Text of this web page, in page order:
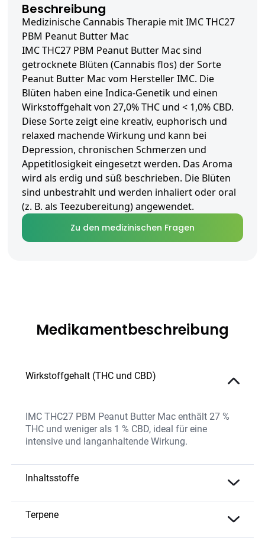
Beschreibung
Medizinische Cannabis Therapie mit IMC THC27
PBM Peanut Butter Mac
IMC THC27 PBM Peanut Butter Mac sind
getrocknete Blüten (Cannabis flos) der Sorte
Peanut Butter Mac vom Hersteller IMC. Die
Blüten haben eine Indica-Genetik und einen
Wirkstoffgehalt von 27,0% THC und < 1,0% CBD.
Diese Sorte zeigt eine kreativ, euphorisch und
relaxed machende Wirkung und kann bei
Depression, chronischen Schmerzen und
Appetitlosigkeit eingesetzt werden. Das Aroma
wird als erdig und süß beschrieben. Die Blüten
sind unbestrahlt und werden inhaliert oder oral
(z. B. als Teezubereitung) angewendet.
Zu den medizinischen Fragen
Medikamentbeschreibung
Wirkstoffgehalt (THC und CBD)
IMC THC27 PBM Peanut Butter Mac enthält 27 %
THC und weniger als 1 % CBD, ideal für eine
intensive und langanhaltende Wirkung.
Inhaltsstoffe
Das Produkt kombiniert hochwertiges THC,
natürliche Terpene und ist frei von chemischen
Terpene
Myrcen: Fördert tiefe Entspannung und